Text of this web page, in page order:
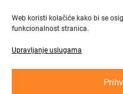
Web koristi kolačiće kako bi se
funkcionalnost stranica.
Upravljanje uslugamaBrza i